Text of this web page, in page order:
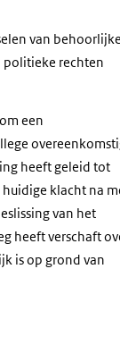
van behoorlijke
politieke rechten
een
heeft geleid tot
klacht na
van het
heeft verschaft
is op grond van